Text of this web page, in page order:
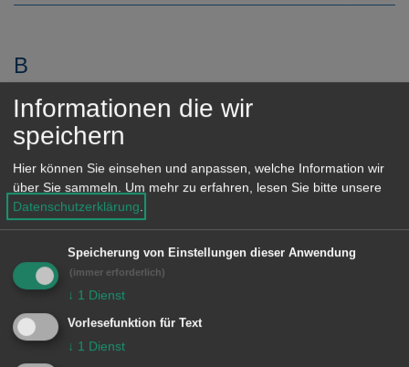
B
Barbarakapelle Unterkochen
C
Christushaus Waldhausen
Keine weiteren Einträge vorhanden.
Informationen die wir
speichern
Hier können Sie einsehen und anpassen, welche Information wir
über Sie sammeln.
Um mehr zu erfahren, lesen Sie bitte unsere
Datenschutzerklärung
Speicherung von Einstellungen dieser Anwendung
(immer erforderlich)
↓ 1 Dienst
Vorlesefunktion für Text
↓ 1 Dienst